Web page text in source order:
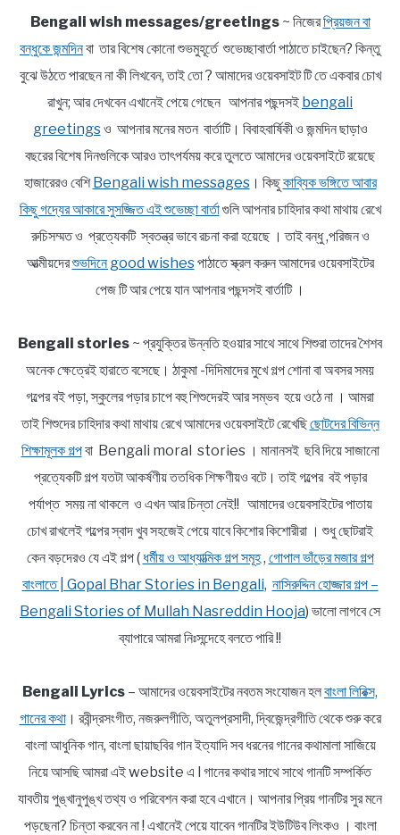
Bengali wish messages/greetings~ নিজেরপ্রিয়জন বা
বন্ধুকে জন্মদিনবা তার বিশেষ কোনো শুভমুহূর্তে শুভেচ্ছাবার্তা পাঠাতে চাইছেন? কিন্তু
বুঝে উঠতে পারছেন না কী লিখবেন, তাই তো ? আমাদের ওয়েবসাইট টি তে একবার চোখ
রাখুন; আর দেখবেন এখানেই পেয়ে গেছেন আপনার পছন্দসই bengali
greetingsও আপনার মনের মতন বার্তাটি। বিবাহবার্ষিকী ও জন্মদিন ছাড়াও
বছরের বিশেষ দিনগুলিকে আরও তাৎপর্যময় করে তুলতে আমাদের ওয়েবসাইটে রয়েছে
হাজারেরও বেশিBengali wish messages। কিছুকাব্যিক ভঙ্গিতে আবার
কিছু গদ্যের আকারে সুসজ্জিত এই শুভেচ্ছা বার্তাগুলি আপনার চাহিদার কথা মাথায় রেখে
রুচিসম্মত ও প্রত্যেকটি স্বতন্ত্র ভাবে রচনা করা হয়েছে । তাই বন্ধু ,পরিজন ও
আত্মীয়দেরশুভদিনে good wishesপাঠাতে স্ক্রল করুন আমাদের ওয়েবসাইটের
পেজ টি আর পেয়ে যান আপনার পছন্দসই বার্তাটি ।
Bengali stories ~ প্রযুক্তির উন্নতি হওয়ার সাথে সাথে শিশুরা তাদের শৈশব
অনেক ক্ষেত্রেই হারাতে বসেছে। ঠাকুমা -দিদিমাদের মুখে গল্প শোনা বা অবসর সময়
গল্পের বই পড়া, স্কুলের পড়ার চাপে বহু শিশুদেরই আর সম্ভব হয়ে ওঠে না । আমরা
তাই শিশুদের চাহিদার কথা মাথায় রেখে আমাদের ওয়েবসাইটে রেখেছিছোটদের বিভিন্ন
শিক্ষামূলক গল্পবা Bengali moral stories । মানানসই ছবি দিয়ে সাজানো
প্রত্যেকটি গল্প যতটা আকর্ষণীয় ততধিক শিক্ষণীয়ও বটে। তাই গল্পের বই পড়ার
পর্যাপ্ত সময় না থাকলে ও এখন আর চিন্তা নেই!! আমাদের ওয়েবসাইটের পাতায়
চোখ রাখলেই গল্পের স্বাদ খুব সহজেই পেয়ে যাবে কিশোর কিশোরীরা । শুধু ছোটরাই
কেন বড়দেরও যে এই গল্প ( ধর্মীয় ও আধ্যাত্মিক গল্প সমূহ, গোপাল ভাঁড়ের মজার গল্প
বাংলাতে | Gopal Bhar Stories in Bengali, নাসিরুদ্দিন হোজ্জার গল্প –
Bengali Stories of Mullah Nasreddin Hooja) ভালো লাগবে সে
ব্যাপারে আমরা নিঃসন্দেহে বলতে পারি !!
Bengali Lyrics – আমাদের ওয়েবসাইটের নবতম সংযোজন হলবাংলা লিরিক্স,
গানের কথা। রবীন্দ্রসংগীত, নজরুলগীতি, অতুলপ্রসাদী, দ্বিজেন্দ্রগীতি থেকে শুরু করে
বাংলা আধুনিক গান, বাংলা ছায়াছবির গান ইত্যাদি সব ধরনের গানের কথামালা সাজিয়ে
নিয়ে আসছি আমরা এই website এ l গানের কথার সাথে সাথে গানটি সম্পর্কিত
যাবতীয় পুঙ্খানুপুঙ্খ তথ্য ও পরিবেশন করা হবে এখানে। আপনার প্রিয় গানটির সুর মনে
পড়ছেনা? চিন্তা করবেন না ! এখানেই পেয়ে যাবেন গানটির ইউটিউব লিংকও । বাংলা